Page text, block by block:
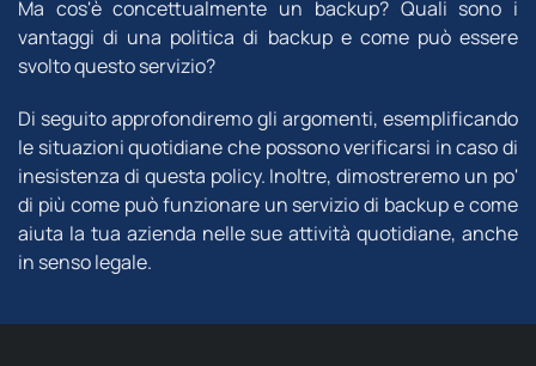
Ma cos'è concettualmente un backup? Quali sono i
vantaggi di una politica di backup e come può essere
svolto questo servizio?
Di seguito approfondiremo gli argomenti, esemplificando
le situazioni quotidiane che possono verificarsi in caso di
inesistenza di questa policy. Inoltre, dimostreremo un po'
di più come può funzionare un servizio di backup e come
aiuta la tua azienda nelle sue attività quotidiane, anche
in senso legale.